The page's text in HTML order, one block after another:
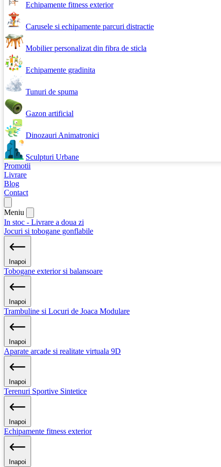
Echipamente fitness exterior
Carusele si echipamente parcuri distractie
Mobilier personalizat din fibra de sticla
Echipamente gradinita
Tunuri de spuma
Gazon artificial
Dinozauri Animatronici
Sculpturi Urbane
Promotii
Livrare
Blog
Contact
Meniu
In stoc - Livrare a doua zi
Jocuri si tobogane gonflabile
Inapoi
Tobogane exterior si balansoare
Inapoi
Trambuline si Locuri de Joaca Modulare
Inapoi
Aparate arcade si realitate virtuala 9D
Inapoi
Terenuri Sportive Sintetice
Inapoi
Echipamente fitness exterior
Inapoi